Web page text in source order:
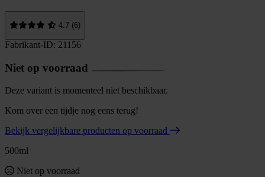
4.7 (6)
Fabrikant-ID: 21156
Niet op voorraad
Deze variant is momenteel niet beschikbaar.
Kom over een tijdje nog eens terug!
Bekijk vergelijkbare producten op voorraad
500ml
Niet op voorraad